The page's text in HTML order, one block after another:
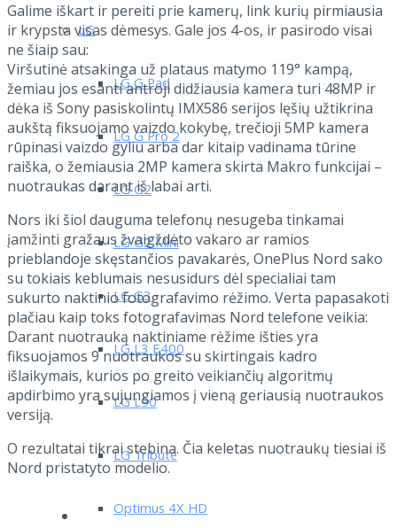
LG
LG G Pad
LG G Pro 2
LG G2
LG G2 Mini
LG G3
LG L3 E400
LG L90
LG Tribute
Optimus 4X HD
Galime iškart ir pereiti prie kamerų, link kurių pirmiausia
ir krypsta visas dėmesys. Gale jos 4-os, ir pasirodo visai
ne šiaip sau:
Viršutinė atsakinga už plataus matymo 119° kampą,
žemiau jos esanti antroji didžiausia kamera turi 48MP ir
dėka iš Sony pasiskolintų IMX586 serijos lęšių užtikrina
aukštą fiksuojamo vaizdo kokybę, trečioji 5MP kamera
rūpinasi vaizdo gyliu arba dar kitaip vadinama tūrine
raiška, o žemiausia 2MP kamera skirta Makro funkcijai –
nuotraukas darant iš labai arti.
Nors iki šiol dauguma telefonų nesugeba tinkamai
įamžinti gražaus žvaigždėto vakaro ar ramios
prieblandoje skęstančios pavakarės, OnePlus Nord sako
su tokiais keblumais nesusidurs dėl specialiai tam
sukurto naktinio fotografavimo rėžimo. Verta papasakoti
plačiau kaip toks fotografavimas Nord telefone veikia:
Darant nuotrauką naktiniame rėžime išties yra
fiksuojamos 9 nuotraukos su skirtingais kadro
išlaikymais, kurios po greito veikiančių algoritmų
apdirbimo yra sujungiamos į vieną geriausią nuotraukos
versiją.
O rezultatai tikrai stebina. Čia keletas nuotraukų tiesiai iš
Nord pristatyto modelio.